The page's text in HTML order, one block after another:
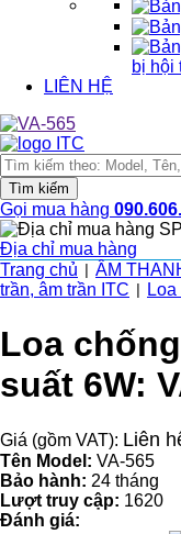
bị hội
LIÊN HỆ
Gọi mua hàng
Địa chỉ mua hàng
Trang chủ
ÂM
trần, âm trần ITC
Loa
Loa
suất 6W:
Giá (gồm VAT): Liên
Tên Model: VA-565
Bảo hành: 24 tháng
Lượt truy cập: 1620
Đánh giá: